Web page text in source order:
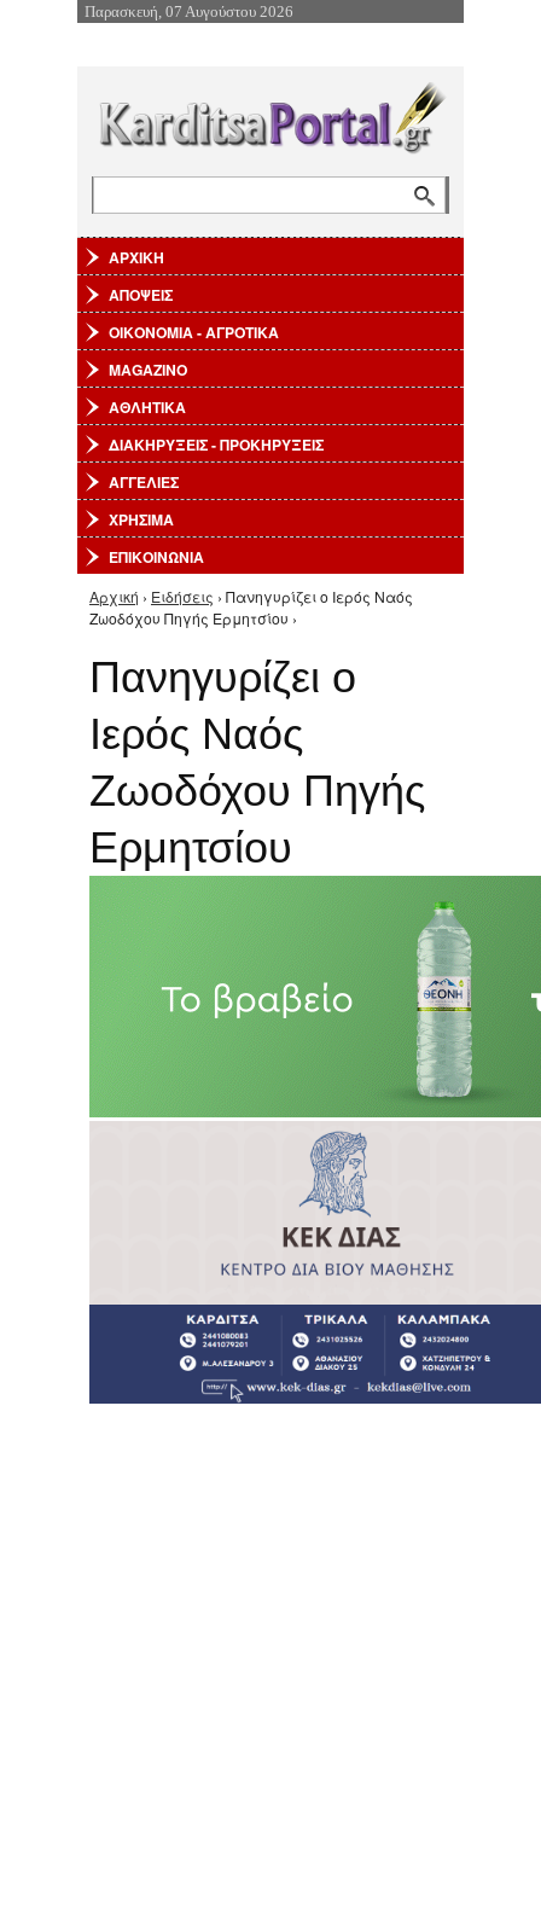
Επιστροφή στην Πλοήγηση
Παρασκευή, 07 Αυγούστου 2026
ΑΡΧΙΚΗ
ΑΠΟΨΕΙΣ
ΟΙΚΟΝΟΜΙΑ - ΑΓΡΟΤΙΚΑ
MAGAZINO
ΑΘΛΗΤΙΚΑ
ΔΙΑΚΗΡΥΞΕΙΣ - ΠΡΟΚΗΡΥΞΕΙΣ
ΑΓΓΕΛΙΕΣ
ΧΡΗΣΙΜΑ
ΕΠΙΚΟΙΝΩΝΙΑ
Είστε εδώ
Αρχική › Ειδήσεις › Πανηγυρίζει ο Ιερός Ναός
Ζωοδόχου Πηγής Ερμητσίου ›
Πανηγυρίζει ο
Ιερός Ναός
Ζωοδόχου Πηγής
Ερμητσίου